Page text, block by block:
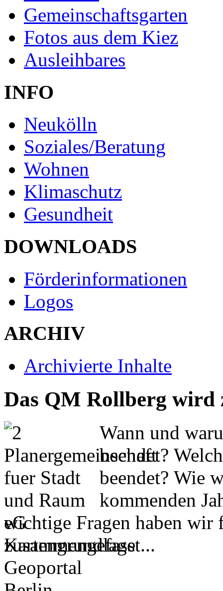
Gemeinschaftsgarten
Fotos aus dem Kiez
Ausleihbares
INFO
Neukölln
Soziales/Beratung
Wohnen
Klimaschutz
Gesundheit
DOWNLOADS
Förderinformationen
Logos
ARCHIV
Archivierte Inhalte
Das QM Rollberg wird
Wann und
beendet?
beendet? Wie
kommenden
wichtige Fragen haben wir
zusammengefasst...